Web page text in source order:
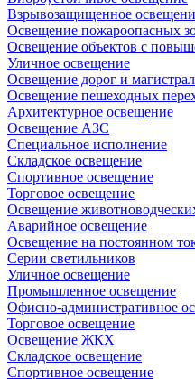
Взрывозащищенное
Освещение пожароопасных
Освещение объектов с
Уличное освещение
Освещение дорог и
Освещение пешеходных
Архитектурное освещение
Освещение АЗС
Специальное исполнение
Складское освещение
Спортивное освещение
Торговое освещение
Освещение
Аварийное освещение
Освещение на постоянном
Серии светильников
Уличное освещение
Промышленное освещение
Офисно-административное
Торговое освещение
Освещение ЖКХ
Складское освещение
Спортивное освещение